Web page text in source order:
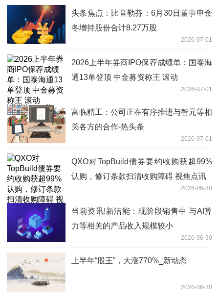
头条焦点：比音勒芬：6月30日董事申金
冬增持股份合计8.27万股
2026-07-01
2026上半年券商IPO保荐成绩单：国泰海
通13单登顶 中金募资称王 滚动
2026-07-01
富临精工：公司正在有序推进与智元等相
关各方的合作-热头条
2026-07-01
QXO对TopBuild债券要约收购获超99%
认购，修订条款扫清收购障碍 视焦点讯
2026-06-30
当前资讯!新洁能：现阶段销售中 与AI算
力等相关的产品收入规模较小
2026-06-30
上半年“股王”，大涨770%_新动态
2026-06-30